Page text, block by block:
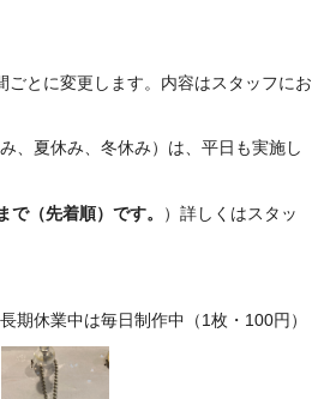
ごとに変更します。内容はスタッフにお
、夏休み、冬休み）は、平日も実施し
（先着順）です。
）詳しくはスタッ
期休業中は毎日制作中（1枚・100円）